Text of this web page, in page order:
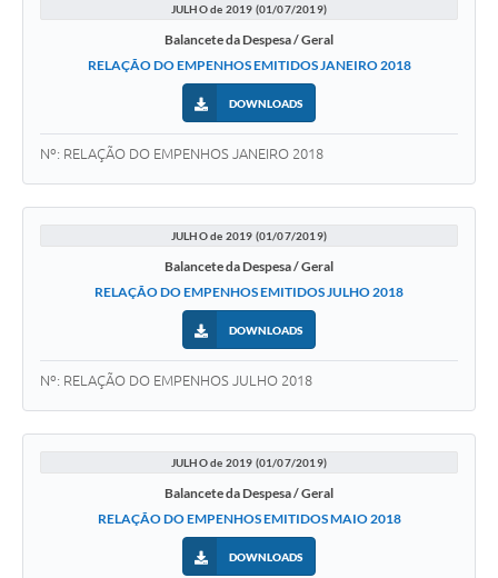
JULHO de 2019 (01/07/2019)
Balancete da Despesa / Geral
RELAÇÃO DO EMPENHOS EMITIDOS JANEIRO 2018
DOWNLOADS
Nº: RELAÇÃO DO EMPENHOS JANEIRO 2018
JULHO de 2019 (01/07/2019)
Balancete da Despesa / Geral
RELAÇÃO DO EMPENHOS EMITIDOS JULHO 2018
DOWNLOADS
Nº: RELAÇÃO DO EMPENHOS JULHO 2018
JULHO de 2019 (01/07/2019)
Balancete da Despesa / Geral
RELAÇÃO DO EMPENHOS EMITIDOS MAIO 2018
DOWNLOADS